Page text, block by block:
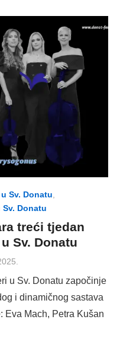
Sv. Donatu
Donatu
treći tjedan
Sv. Donatu
u Sv. Donatu započinje
i dinamičnog sastava
Eva Mach, Petra Kušan